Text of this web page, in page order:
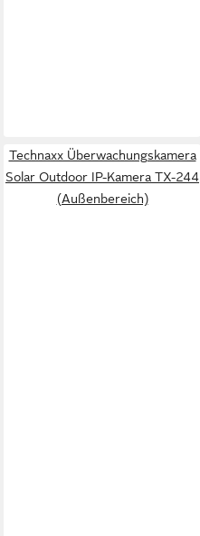
Technaxx Überwachungskamera
Solar Outdoor IP-Kamera TX-244
(Außenbereich)